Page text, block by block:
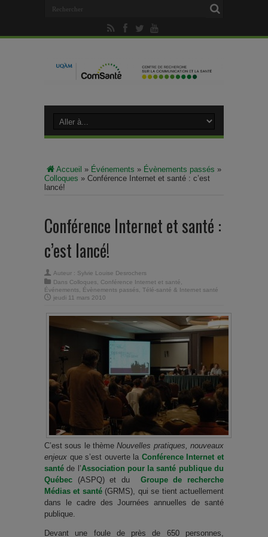
Accueil » Événements » Évènements passés »
Colloques » Conférence Internet et santé : c’est
lancé!
Conférence Internet et santé :
c’est lancé!
Auteur : Sylvie Louise Desrochers
Dans Colloques Conférence Internet et santé
Événements
Évènements passés Télé-santé & Internet santé
jeudi 11 mars 2010
C’est sous le thèmeNouvelles pratiques, nouveaux
enjeux que s’est ouverte la Conférence Internet et
santé de l’Association pour la santé publique du
Québec (ASPQ) et du Groupe de recherche
Médias et santé(GRMS), qui se tient actuellement
dans le cadre des Journées annuelles de santé
publique.
Devant une foule de près de 650 personnes,